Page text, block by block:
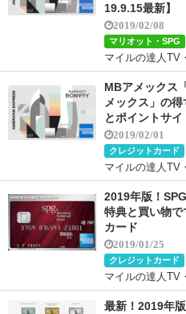
19.9.15最新】
2019/02/08
マリオット・SPG
マイルの達人TV
MBアメックス
メックス」の
とポイントサ
2019/02/01
クレジットカード
マイルの達人TV
2019年版！
特典と買い物で
カード
2019/01/25
クレジットカード
マイルの達人TV
最新！2019年